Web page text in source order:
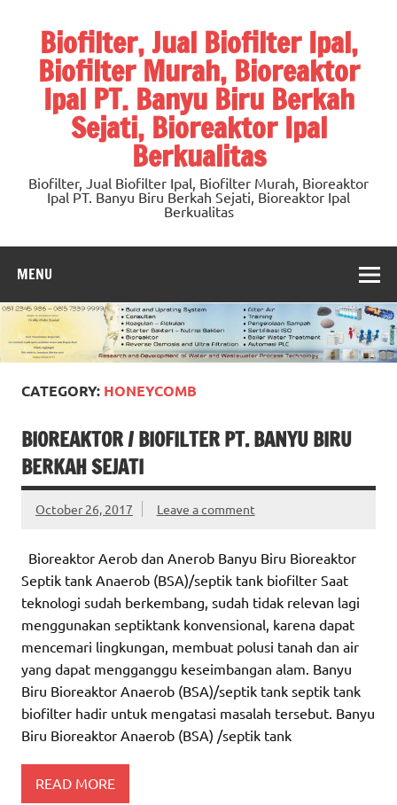
contentBiofilter, Jual Biofilter Ipal,
Biofilter Murah, Bioreaktor
Ipal PT. Banyu Biru Berkah
Sejati, Bioreaktor Ipal
Berkualitas
Biofilter, Jual Biofilter Ipal, Biofilter Murah, Bioreaktor
Ipal PT. Banyu Biru Berkah Sejati, Bioreaktor Ipal
Berkualitas
MENU
CATEGORY: HONEYCOMB
BIOREAKTOR / BIOFILTER PT. BANYU BIRU
BERKAH SEJATI
October 26, 2017 Leave a comment
Bioreaktor Aerob dan Anerob Banyu Biru Bioreaktor
Septik tank Anaerob (BSA)/septik tank biofilter Saat
teknologi sudah berkembang, sudah tidak relevan lagi
menggunakan septiktank konvensional, karena dapat
mencemari lingkungan, membuat polusi tanah dan air
yang dapat mengganggu keseimbangan alam. Banyu
Biru Bioreaktor Anaerob (BSA)/septik tank septik tank
biofilter hadir untuk mengatasi masalah tersebut. Banyu
Biru Bioreaktor Anaerob (BSA) /septik tank
READ MORE